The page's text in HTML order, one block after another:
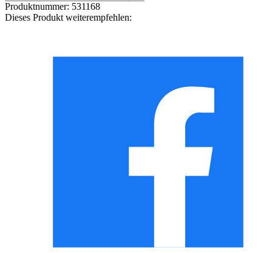
Produktnummer: 531168
Dieses Produkt weiterempfehlen: